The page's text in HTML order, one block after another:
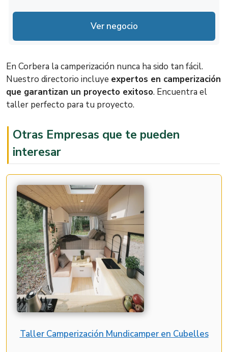
Lunes
9:30 – 15:00
9:30 – 15:00
Jueves
9:30 – 15:00
Viernes
9:30 – 15:00
Cerrado
Ver negocio
En Corbera la camperización nunca ha sido tan fácil.
Nuestro directorio incluye expertos en camperización
que garantizan un proyecto exitoso. Encuentra el
taller perfecto para tu proyecto.
Otras Empresas que te pueden
interesar
Taller Camperización Mundicamper en Cubelles